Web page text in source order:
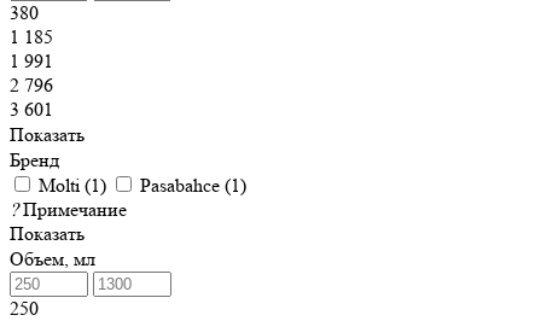
380
1 185
1 991
2 796
3 601
Показать
Бренд
Molti (1) Pasabahce (1)
? Примечание
Показать
Объем, мл
250